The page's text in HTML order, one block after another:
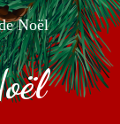
Noël